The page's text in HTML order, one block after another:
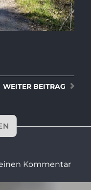
WEITER BEITRAG
Kommentar